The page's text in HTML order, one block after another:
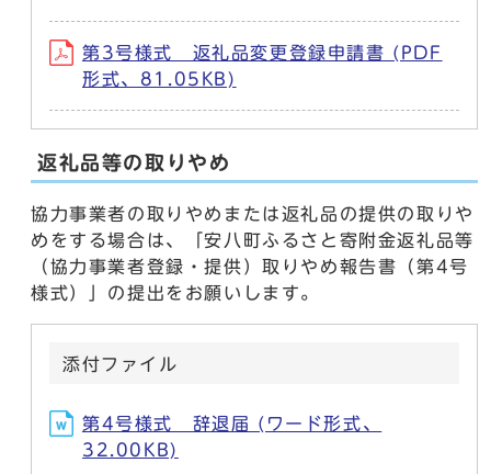
第3号様式 返礼品変更登録申請書 (PDF
形式、81.05KB)
返礼品等の取りやめ
協力事業者の取りやめまたは返礼品の提供の取りや
めをする場合は、「安八町ふるさと寄附金返礼品等
（協力事業者登録・提供）取りやめ報告書（第4号
様式）」の提出をお願いします。
添付ファイル
第4号様式 辞退届 (ワード形式、
32.00KB)